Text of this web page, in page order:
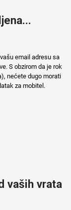
email adresu sa
S obzirom da je rok
nećete dugo morati
za mobitel.
vaših vrata